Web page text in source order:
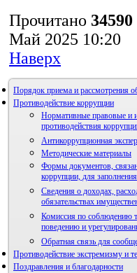
Прочитано 34590
Май 2025 10:20
Наверх
Порядок приема и рассмотрения
Противодействие коррупции
Нормативные правовые и
противодействия
Антикоррупционная
Методические материалы
Формы документов,
коррупции, для заполнения
Сведения о доходах,
обязательствах
Комиссия по соблюдению
поведению и
Обратная связь для
Противодействие экстремизму и
Поздравления и благодарности